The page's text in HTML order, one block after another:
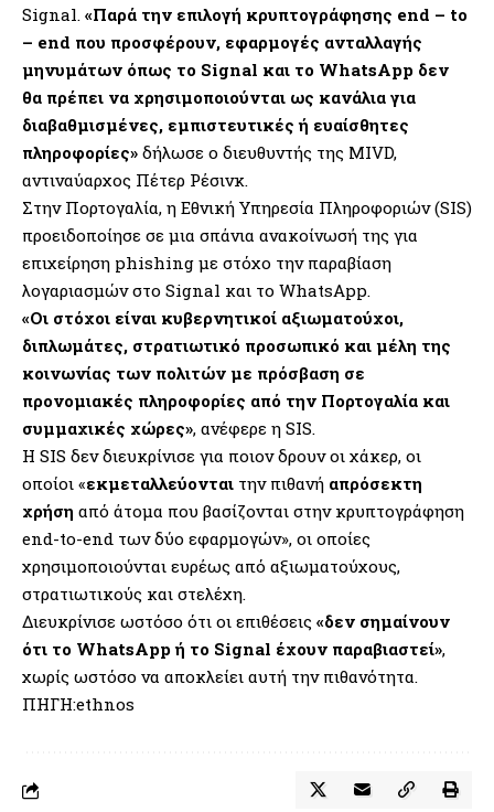
Signal. «Παρά την επιλογή κρυπτογράφησης end – to
– end που προσφέρουν, εφαρμογές ανταλλαγής
μηνυμάτων όπως το Signal και το WhatsApp δεν
θα πρέπει να χρησιμοποιούνται ως κανάλια για
διαβαθμισμένες, εμπιστευτικές ή ευαίσθητες
πληροφορίες» δήλωσε ο διευθυντής της MIVD,
αντιναύαρχος Πέτερ Ρέσινκ.
Στην Πορτογαλία, η Εθνική Υπηρεσία Πληροφοριών (SIS)
προειδοποίησε σε μια σπάνια ανακοίνωσή της για
επιχείρηση phishing με στόχο την παραβίαση
λογαριασμών στο Signal και το WhatsApp.
«Οι στόχοι είναι κυβερνητικοί αξιωματούχοι,
διπλωμάτες, στρατιωτικό προσωπικό και μέλη της
κοινωνίας των πολιτών με πρόσβαση σε
προνομιακές πληροφορίες από την Πορτογαλία και
συμμαχικές χώρες», ανέφερε η SIS.
Η SIS δεν διευκρίνισε για ποιον δρουν οι χάκερ, οι
οποίοι «εκμεταλλεύονται την πιθανή απρόσεκτη
χρήση από άτομα που βασίζονται στην κρυπτογράφηση
end-to-end των δύο εφαρμογών», οι οποίες
χρησιμοποιούνται ευρέως από αξιωματούχους,
στρατιωτικούς και στελέχη.
Διευκρίνισε ωστόσο ότι οι επιθέσεις «δεν σημαίνουν
ότι το WhatsApp ή το Signal έχουν παραβιαστεί»,
χωρίς ωστόσο να αποκλείει αυτή την πιθανότητα.
ΠΗΓΗ:ethnos